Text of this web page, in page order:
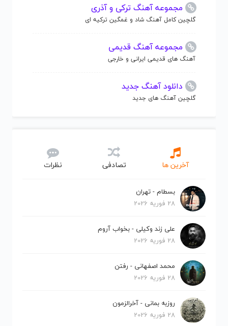
مجموعه آهنگ ترکی و آذری
گلچین کامل آهنگ شاد و غمگین ترکیه ای
مجموعه آهنگ قدیمی
آهنگ های قدیمی ایرانی و خارجی
دانلود آهنگ جدید
گلچین آهنگ های جدید
آخرین ها تصادفی نظرات
بسطام - تهران
28 فوریه 2026
علی زند وکیلی - بخواب آروم
28 فوریه 2026
محمد اصفهانی - رفتن
28 فوریه 2026
روزبه بمانی - آخرالزمون
28 فوریه 2026